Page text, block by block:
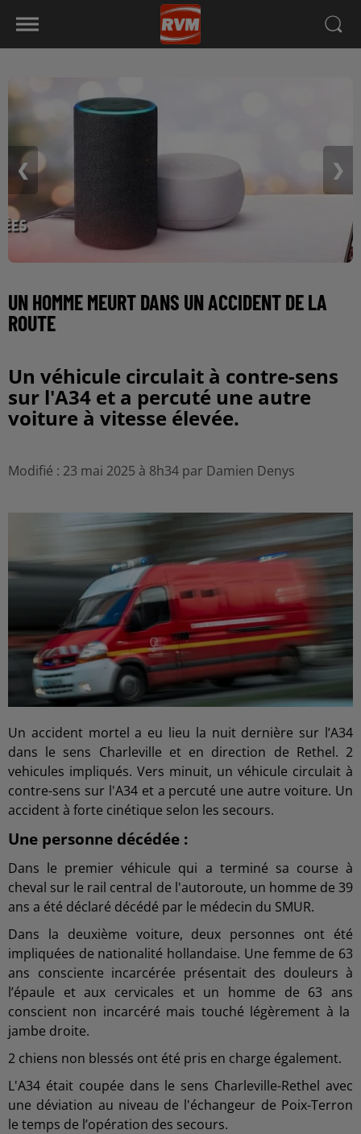
❮ ❯
UN HOMME MEURT DANS UN ACCIDENT DE LA
ROUTE
Un véhicule circulait à contre-sens
sur l'A34 et a percuté une autre
voiture à vitesse élevée.
Modifié : 23 mai 2025 à 8h34 par Damien Denys
Un accident mortel a eu lieu la nuit dernière sur l’A34
dans le sens Charleville et en direction de Rethel. 2
vehicules impliqués. Vers minuit, un véhicule circulait à
contre-sens sur l'A34 et a percuté une autre voiture. Un
accident à forte cinétique selon les secours.
Une personne décédée :
Dans le premier véhicule qui a terminé sa course à
cheval sur le rail central de l'autoroute, un homme de 39
ans a été déclaré décédé par le médecin du SMUR.
Dans la deuxième voiture, deux personnes ont été
impliquées de nationalité hollandaise. Une femme de 63
ans consciente incarcérée présentait des douleurs à
l’épaule et aux cervicales et un homme de 63 ans
conscient non incarcéré mais touché légèrement à la
jambe droite.
2 chiens non blessés ont été pris en charge également.
L'A34 était coupée dans le sens Charleville-Rethel avec
une déviation au niveau de l'échangeur de Poix-Terron
le temps de l’opération des secours.